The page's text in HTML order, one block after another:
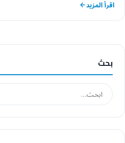
اقرأ المزيد
بحث